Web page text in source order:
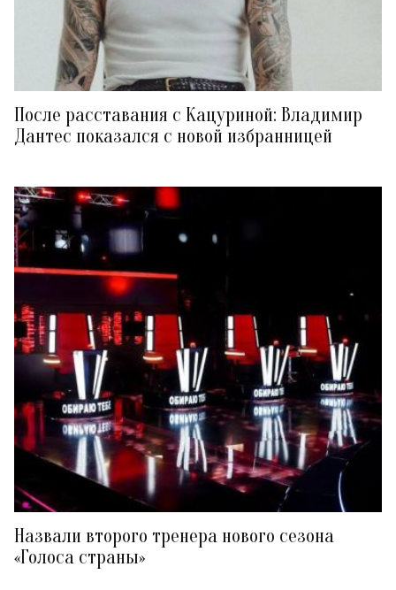
После расставания с Кацуриной: Владимир
Дантес показался с новой избранницей
Назвали второго тренера нового сезона
«Голоса страны»